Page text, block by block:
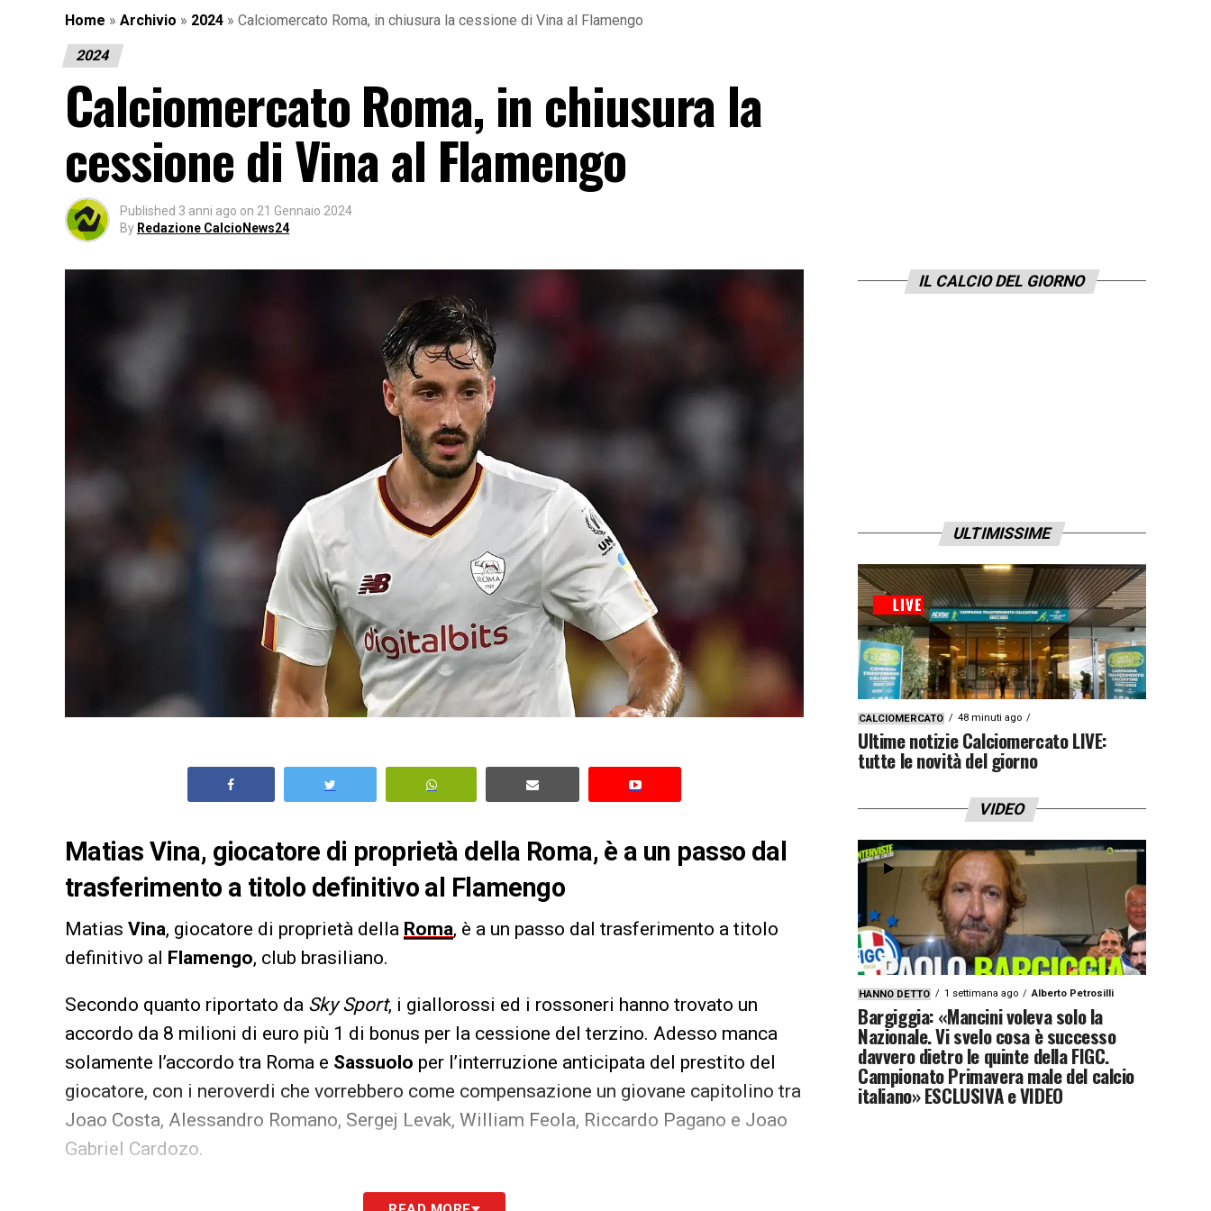
Home » Archivio » 2024 » Calciomercato Roma, in chiusura la cessione di Vina al Flamengo
2024
Calciomercato Roma, in chiusura la
cessione di Vina al Flamengo
Published 3 anni ago on 21 Gennaio 2024
By Redazione CalcioNews24
Matias Vina, giocatore di proprietà della Roma, è a un passo dal
trasferimento a titolo definitivo al Flamengo
Matias Vina, giocatore di proprietà della Roma, è a un passo dal trasferimento a titolo
definitivo al Flamengo, club brasiliano.
Secondo quanto riportato da Sky Sport, i giallorossi ed i rossoneri hanno trovato un
accordo da 8 milioni di euro più 1 di bonus per la cessione del terzino. Adesso manca
solamente l’accordo tra Roma e Sassuolo per l’interruzione anticipata del prestito del
giocatore, con i neroverdi che vorrebbero come compensazione un giovane capitolino tra
Joao Costa, Alessandro Romano, Sergej Levak, William Feola, Riccardo Pagano e Joao
Gabriel Cardozo.
LA PLAYLIST DELLE NOSTRE TOP NEWS
IL CALCIO DEL GIORNO
ULTIMISSIME
CALCIOMERCATO 48 minuti ago
Ultime notizie Calciomercato LIVE:
tutte le novità del giorno
VIDEO
HANNO DETTO 1 settimana ago Alberto Petrosilli
Bargiggia: «Mancini voleva solo la
Nazionale. Vi svelo cosa è successo
davvero dietro le quinte della FIGC.
Campionato Primavera male del calcio
italiano» ESCLUSIVA e VIDEO